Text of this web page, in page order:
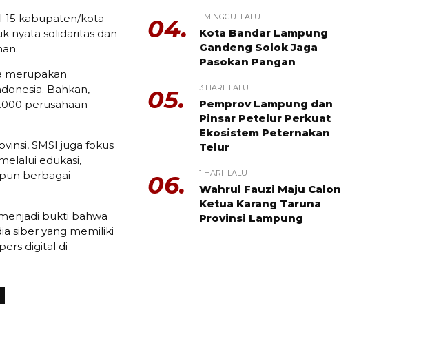
15 kabupaten/kota
nyata solidaritas dan
merupakan
Bahkan,
perusahaan
SMSI juga fokus
edukasi,
berbagai
bukti bahwa
siber yang memiliki
digital di
04. 1 MINGGU LALU
Kota Bandar Lampung
Gandeng Solok Jaga
Pasokan Pangan
05. 3 HARI LALU
Pemprov Lampung dan
Pinsar Petelur Perkuat
Ekosistem Peternakan
Telur
06. 1 HARI LALU
Wahrul Fauzi Maju Calon
Ketua Karang Taruna
Provinsi Lampung